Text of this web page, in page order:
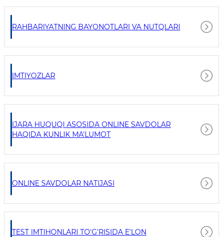
RAHBARIYATNING BAYONOTLARI VA NUTQLARI
IMTIYOZLAR
IJARA HUQUQI ASOSIDA ONLINE SAVDOLAR
HAQIDA KUNLIK MA'LUMOT
ONLINE SAVDOLAR NATIJASI
TEST IMTIHONLARI TO'G'RISIDA E'LON